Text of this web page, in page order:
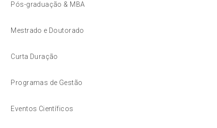
Pós-graduação & MBA
Mestrado e Doutorado
Curta Duração
Programas de Gestão
Eventos Científicos